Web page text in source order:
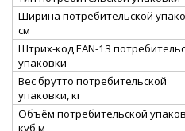
Ширина потребительской
см
Штрих-код EAN-13
упаковки
Вес брутто потребительской
упаковки, кг
Объём потребительской
куб.м